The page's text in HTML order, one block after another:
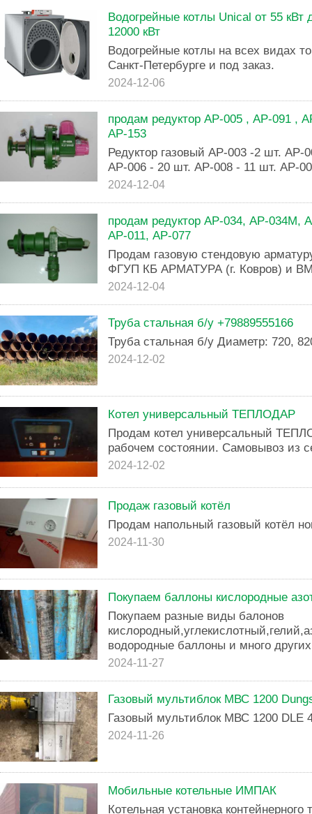
Водогрейные котлы Unical от 55 кВт
12000 кВт
Водогрейные котлы на всех видах
Санкт-Петербурге и под заказ.
2024-12-06
продам редуктор АР-005 , АР-091 ,
АР-153
Редуктор газовый АР-003 -2 шт.
АР-006 - 20 шт. АР-008 - 11 шт. АР-
2024-12-04
продам редуктор АР-034, АР-034М,
АР-011, АР-077
Продам газовую стендовую
ФГУП КБ АРМАТУРА (г. Ковров) и
2024-12-04
Труба стальная б/у +79889555166
Труба стальная б/у Диаметр: 720,
2024-12-02
Котел универсальный ТЕПЛОДАР
Продам котел универсальный
рабочем состоянии. Самовывоз из
2024-12-02
Продаж газовый котёл
Продам напольный газовый котёл
2024-11-30
Покупаем баллоны кислородные
Покупаем разные виды балонов
водородные баллоны и много других
2024-11-27
Газовый мультиблок МВС 1200
Газовый мультиблок МВС 1200 DLE
2024-11-26
Мобильные котельные ИМПАК
Котельная установка